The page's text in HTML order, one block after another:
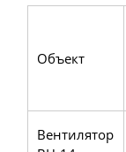
Объект
Вентилятор